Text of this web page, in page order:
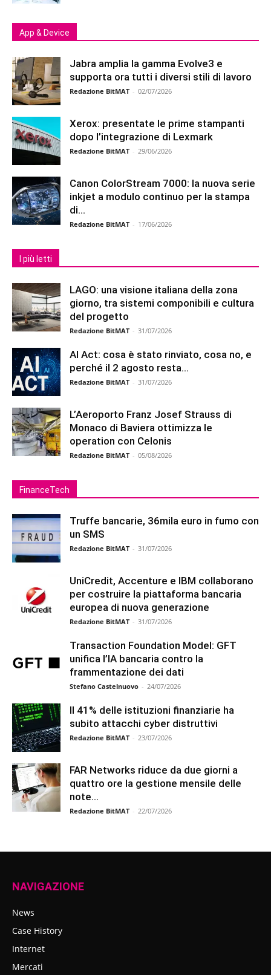
App & Device
Jabra amplia la gamma Evolve3 e
supporta ora tutti i diversi stili di lavoro
Redazione BitMAT - 02/07/2026
Xerox: presentate le prime stampanti
dopo l’integrazione di Lexmark
Redazione BitMAT - 29/06/2026
Canon ColorStream 7000: la nuova serie
inkjet a modulo continuo per la stampa
di...
Redazione BitMAT - 17/06/2026
I più letti
LAGO: una visione italiana della zona
giorno, tra sistemi componibili e cultura
del progetto
Redazione BitMAT - 31/07/2026
AI Act: cosa è stato rinviato, cosa no, e
perché il 2 agosto resta...
Redazione BitMAT - 31/07/2026
L’Aeroporto Franz Josef Strauss di
Monaco di Baviera ottimizza le
operation con Celonis
Redazione BitMAT - 05/08/2026
FinanceTech
Truffe bancarie, 36mila euro in fumo con
un SMS
Redazione BitMAT - 31/07/2026
UniCredit, Accenture e IBM collaborano
per costruire la piattaforma bancaria
europea di nuova generazione
Redazione BitMAT - 31/07/2026
Transaction Foundation Model: GFT
unifica l’IA bancaria contro la
frammentazione dei dati
Stefano Castelnuovo - 24/07/2026
Il 41% delle istituzioni finanziarie ha
subito attacchi cyber distruttivi
Redazione BitMAT - 23/07/2026
FAR Networks riduce da due giorni a
quattro ore la gestione mensile delle
note...
Redazione BitMAT - 22/07/2026
NAVIGAZIONE
News
Case History
Internet
Mercati